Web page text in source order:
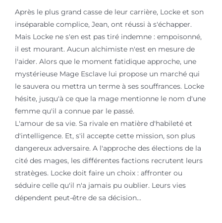
Après le plus grand casse de leur carrière, Locke et son
inséparable complice, Jean, ont réussi à s'échapper.
Mais Locke ne s'en est pas tiré indemne : empoisonné,
il est mourant. Aucun alchimiste n'est en mesure de
l'aider. Alors que le moment fatidique approche, une
mystérieuse Mage Esclave lui propose un marché qui
le sauvera ou mettra un terme à ses souffrances. Locke
hésite, jusqu'à ce que la mage mentionne le nom d'une
femme qu'il a connue par le passé.
L'amour de sa vie. Sa rivale en matière d'habileté et
d'intelligence. Et, s'il accepte cette mission, son plus
dangereux adversaire. A l'approche des élections de la
cité des mages, les différentes factions recrutent leurs
stratèges. Locke doit faire un choix : affronter ou
séduire celle qu'il n'a jamais pu oublier. Leurs vies
dépendent peut-être de sa décision...